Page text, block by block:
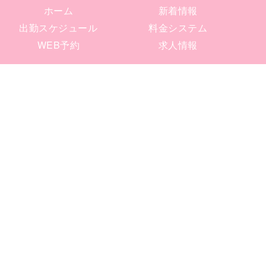
ホーム 新着情報
出勤スケジュール
料金システム
WEB予約
求人情報